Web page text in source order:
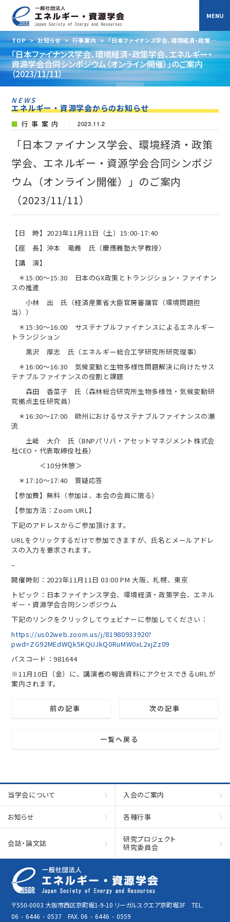
TOP > お知らせ > 行事案内 >
「日本ファイナンス学会、環境経済・政策学
会、エネルギー・資源学会合同シンポジウム（オンライン開催）」のご案内
（2023/11/11）
「日本ファイナンス学会、環境経済・政策学会、エネルギー・
資源学会合同シンポジウム（オンライン開催）」のご案内
（2023/11/11）
NEWS
エネルギー・資源学会からのお知らせ
行事案内 2023.11.2
「日本ファイナンス学会、環境経済・政策
学会、エネルギー・資源学会合同シンポジ
ウム（オンライン開催）」のご案内
（2023/11/11）
【日 時】2023年11月11日（土）15:00-17:40
【座 長】沖本 竜義 氏（慶應義塾大学教授）
【講 演】
＊15:00～15:30 日本のGX政策とトランジション・ファイナン
スの推進
小林 出 氏（経済産業省大臣官房審議官（環境問題担
当））
＊15:30～16:00 サステナブルファイナンスによるエネルギー
トランジション
黒沢 厚志 氏（エネルギー総合工学研究所研究理事）
＊16:00～16:30 気候変動と生物多様性問題解決に向けたサス
テナブルファイナンスの役割と課題
森田 香菜子 氏（森林総合研究所生物多様性・気候変動研
究拠点主任研究員）
＊16:30～17:00 欧州におけるサステナブルファイナンスの潮
流
土岐 大介 氏（BNPパリバ・アセットマネジメント株式会
社CEO・代表取締役社長）
＜10分休憩＞
＊17:10～17:40 質疑応答
【参加費】無料（参加は、本会の会員に限る）
【参加方法：Zoom URL】
下記のアドレスからご参加頂けます。
URLをクリックするだけで参加できますが、氏名とメールアドレ
スの入力を要求されます。
–
開催時刻：2023年11月11日 03:00 PM 大阪、札幌、東京
トピック：日本ファイナンス学会、環境経済・政策学会、エネル
ギー・資源学会合同シンポジウム
下記のリンクをクリックしてウェビナーに参加してください：
https://us02web.zoom.us/j/81980933920?
pwd=ZG92MEdWQk5KQUJkQ0RuMW0xL2xjZz09
パスコード：981644
※11月10日（金）に、講演者の報告資料にアクセスできるURLが
案内されます。
前の記事
一覧へ戻る
次の記事
当学会について 入会のご案内
お知らせ 各種行事
会誌・論文誌
研究プロジェクト
研究委員会
〒550-0003 大阪市西区京町堀1-9-10 リーガルスクエア京町堀3F TEL.
06 - 6446 - 0537 FAX. 06 - 6446 - 0559